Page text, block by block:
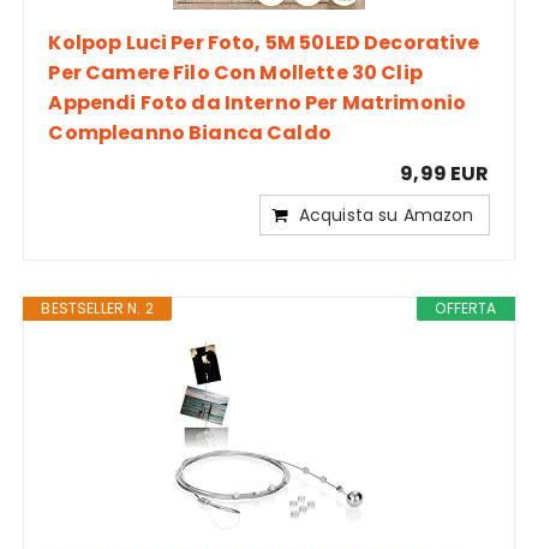
Kolpop Luci Per Foto, 5M 50LED Decorative
Per Camere Filo Con Mollette 30 Clip
Appendi Foto da Interno Per Matrimonio
Compleanno Bianca Caldo
9,99 EUR
Acquista su Amazon
OFFERTA
BESTSELLER N. 2